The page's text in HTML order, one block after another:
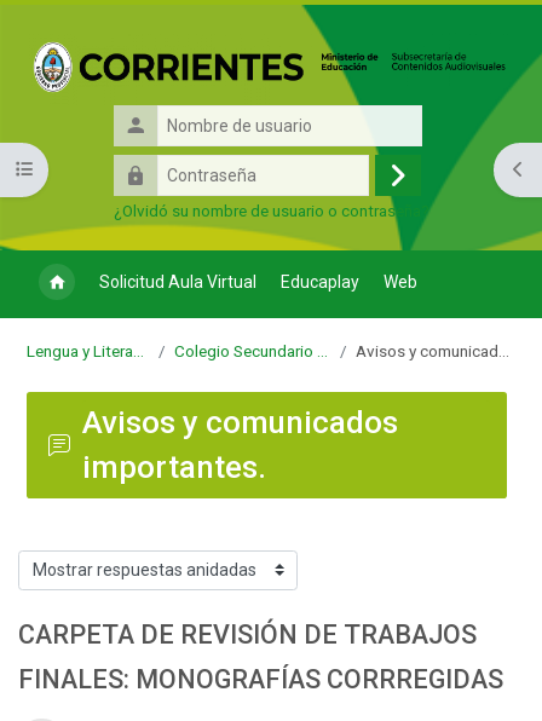
Nombre
de
usuario
Contraseña
Acceder
¿Olvidó su nombre de usuario o contraseña?
Solicitud Aula Virtual Educaplay Web
Abrir índice del curso
Avisos y comunicados
importantes.
Mostrar modo
CARPETA DE REVISIÓN DE TRABAJOS
FINALES: MONOGRAFÍAS CORRREGIDAS